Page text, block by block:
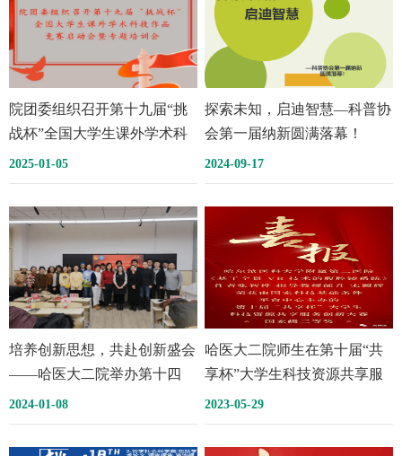
院团委组织召开第十九届“挑
战杯”全国大学生课外学术科
技作品竞赛启动会暨专题培训
会
2025-01-05
探索未知，启迪智慧—科普协
会第一届纳新圆满落幕！
2024-09-17
培养创新思想，共赴创新盛会
——哈医大二院举办第十四
届“挑战杯”中国大学生创业计
划 竞赛赛事解读及动员宣讲
会
2024-01-08
哈医大二院师生在第十届“共
享杯”大学生科技资源共享服
务创新大赛中荣获佳绩
2023-05-29